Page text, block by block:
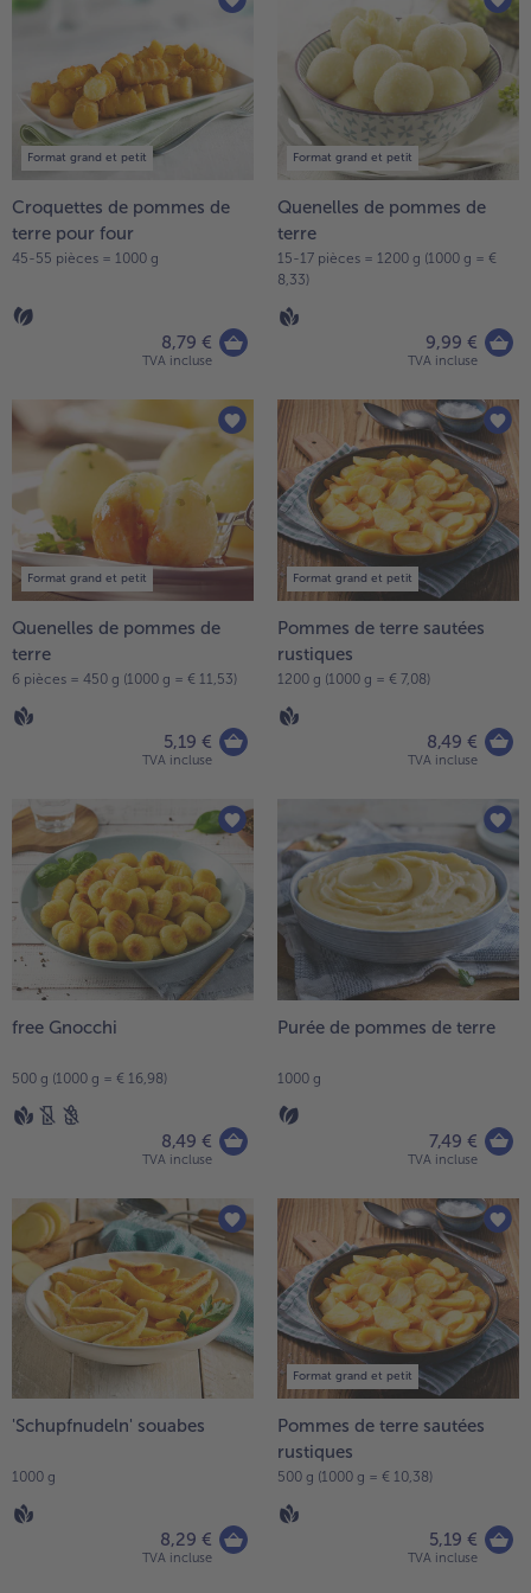
TousUstensiles de cuisine
Gâteaux & Tartes
TousGâteaux & Tartes
Tousbofrost*free
High Protein
TousHigh Protein
bofrost*plus.
Tousbofrost*plus.
Alternatives végétale
TousAlternatives végétale
Friteuse à air chaud
TousFriteuse à air chaud
- 5 € à l’achat de 7 menus au choix
Format grand et petit
Croquettes de pommes de
terre pour four
45-55 pièces = 1000 g
8,79 €
TVA incluse
Format grand et petit
Quenelles de pommes de
terre
15-17 pièces = 1200 g (1000 g = €
8,33)
9,99 €
TVA incluse
Format grand et petit
Quenelles de pommes de
terre
6 pièces = 450 g (1000 g = € 11,53)
5,19 €
TVA incluse
Format grand et petit
Pommes de terre sautées
rustiques
1200 g (1000 g = € 7,08)
8,49 €
TVA incluse
free Gnocchi
500 g (1000 g = € 16,98)
8,49 €
TVA incluse
Purée de pommes de terre
1000 g
7,49 €
TVA incluse
'Schupfnudeln' souabes
1000 g
8,29 €
TVA incluse
Format grand et petit
Pommes de terre sautées
rustiques
500 g (1000 g = € 10,38)
5,19 €
TVA incluse